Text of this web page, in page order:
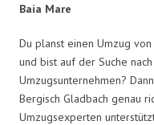
Baia Mare
Du planst einen Umzug
und bist auf der Suche
Umzugsunternehmen?
Bergisch Gladbach genau
Umzugsexperten